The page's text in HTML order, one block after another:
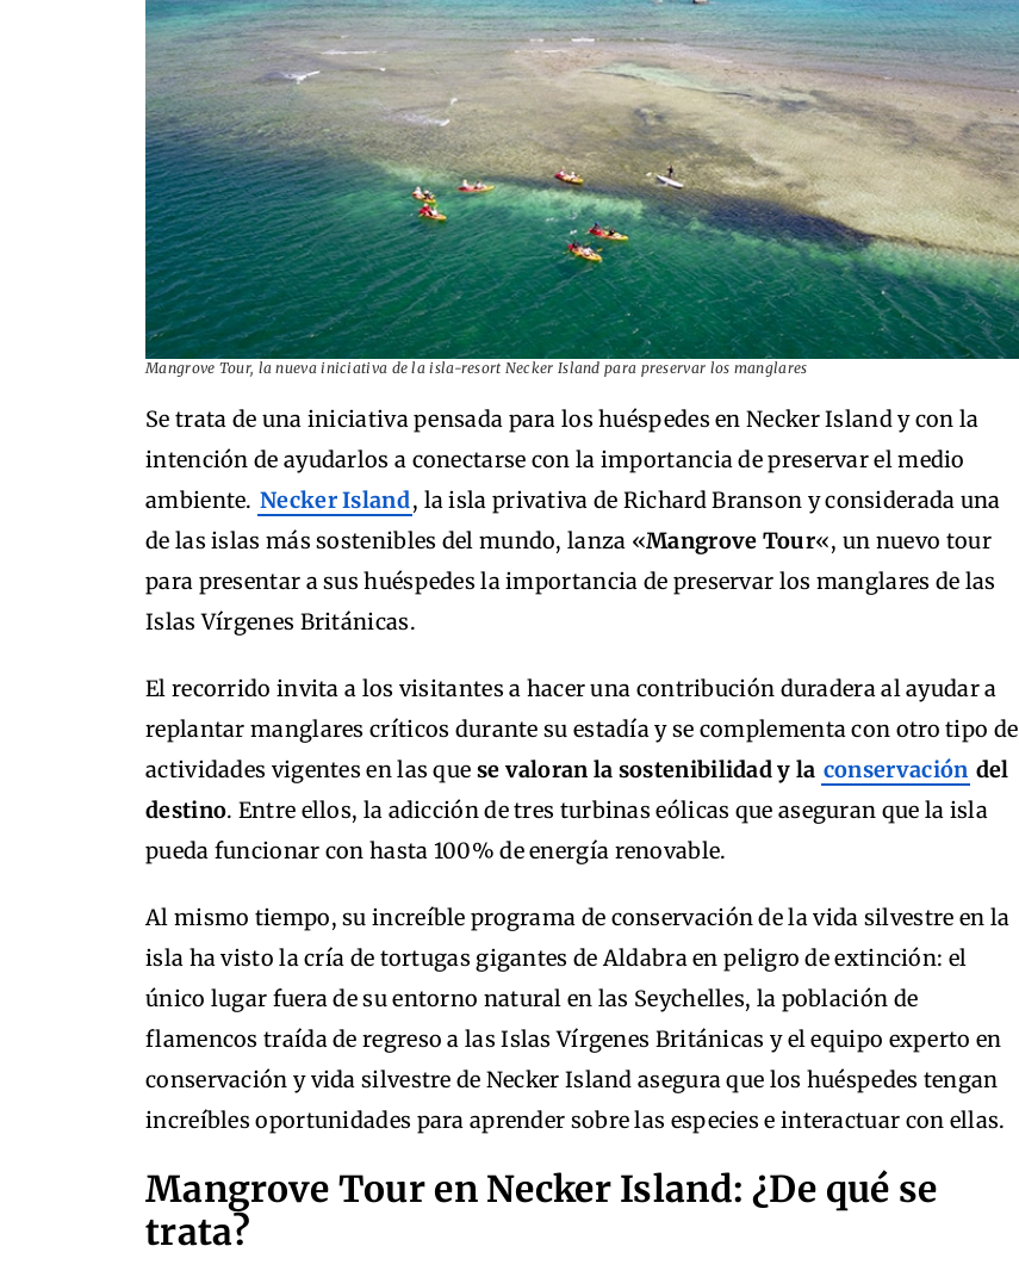
Mangrove Tour, la nueva iniciativa de la isla-resort Necker Island para preservar los manglares
Se trata de una iniciativa pensada para los huéspedes en Necker Island y con la
intención de ayudarlos a conectarse con la importancia de preservar el medio
ambiente. Necker Island, la isla privativa de Richard Branson y considerada una
de las islas más sostenibles del mundo, lanza «Mangrove Tour«, un nuevo tour
para presentar a sus huéspedes la importancia de preservar los manglares de las
Islas Vírgenes Británicas.
El recorrido invita a los visitantes a hacer una contribución duradera al ayudar a
replantar manglares críticos durante su estadía y se complementa con otro tipo de
actividades vigentes en las que se valoran la sostenibilidad y la conservación del
destino. Entre ellos, la adicción de tres turbinas eólicas que aseguran que la isla
pueda funcionar con hasta 100% de energía renovable.
Al mismo tiempo, su increíble programa de conservación de la vida silvestre en la
isla ha visto la cría de tortugas gigantes de Aldabra en peligro de extinción: el
único lugar fuera de su entorno natural en las Seychelles, la población de
flamencos traída de regreso a las Islas Vírgenes Británicas y el equipo experto en
conservación y vida silvestre de Necker Island asegura que los huéspedes tengan
increíbles oportunidades para aprender sobre las especies e interactuar con ellas.
Mangrove Tour en Necker Island: ¿De qué se
trata?